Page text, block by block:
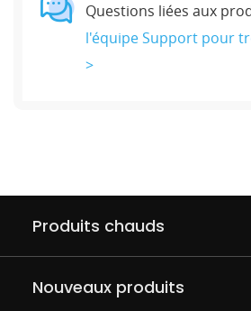
Questions liées aux
l'équipe Support pour
>
Produits chauds
Nouveaux produits